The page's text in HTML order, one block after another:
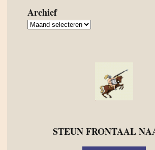
Archief
Archief
STEUN FRONTAAL